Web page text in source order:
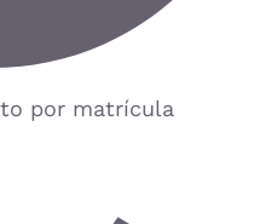
por matrícula